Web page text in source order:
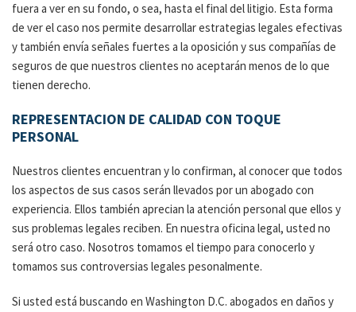
fuera a ver en su fondo, o sea, hasta el final del litigio. Esta forma
de ver el caso nos permite desarrollar estrategias legales efectivas
y también envía señales fuertes a la oposición y sus compañías de
seguros de que nuestros clientes no aceptarán menos de lo que
tienen derecho.
REPRESENTACION DE CALIDAD CON TOQUE
PERSONAL
Nuestros clientes encuentran y lo confirman, al conocer que todos
los aspectos de sus casos serán llevados por un abogado con
experiencia. Ellos también aprecian la atención personal que ellos y
sus problemas legales reciben. En nuestra oficina legal, usted no
será otro caso. Nosotros tomamos el tiempo para conocerlo y
tomamos sus controversias legales pesonalmente.
Si usted está buscando en Washington D.C. abogados en daños y